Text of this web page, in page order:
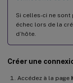
Si celles-ci ne sont
échec lors de la
d’hôte.
Créer une
Accédez à la page